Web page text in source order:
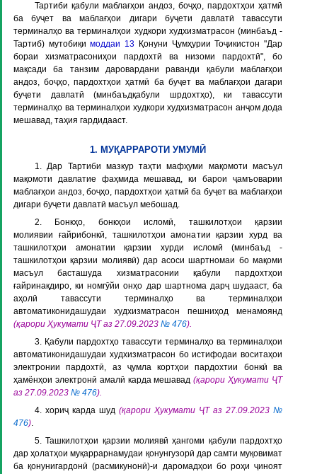
Тартиби қабули маблағҳои андоз, боҷҳо, пардохтҳои ҳатмӣ
ба буҷет ва маблағҳои дигари буҷети давлатӣ тавассути
терминалҳо ва терминалҳои худкори худхизматрасон (минбаъд -
Тартиб) мутобиқимоддаи 13 Қонуни Ҷумҳурии Тоҷикистон "Дар
бораи хизматрасониҳои пардохтӣ ва низоми пардохтӣ", бо
мақсади ба танзим даровардани раванди қабули маблағҳои
андоз, боҷҳо, пардохтҳои ҳатмӣ ба буҷет ва маблағҳои дагари
буҷети давлатӣ (минбаъдқабули шрдохтҳо), ки тавассути
терминалҳо ва терминалҳои худкори худхизматрасон анҷом дода
мешавад, таҳия гардидааст.
1. МУҚАРРАРОТИ УМУМӢ
1. Дар Тартиби мазкур таҳти мафҳуми мақомоти масъул
мақомоти давлатие фаҳмида мешавад, ки барои ҷамъоварии
маблағҳои андоз, боҷҳо, пардохтҳои ҳатмӣ ба буҷет ва маблағҳои
дигари буҷети давлатӣ масъул мебошад.
2. Бонкҳо, бонкҳои исломӣ, ташкилотҳои қарзии
молиявии ғайрибонкӣ, ташкилотҳои амонатии қарзии хурд ва
ташкилотҳои амонатии қарзии хурди исломӣ (минбаъд -
ташкилотҳои қарзии молиявӣ) дар асоси шартномаи бо мақоми
масъул басташуда хизматрасонии қабули пардохтҳои
ғайринақдиро, ки номгӯйи онҳо дар шартнома дарҷ шудааст, ба
аҳолӣ тавассути терминалҳо ва терминалҳои
автоматиконидашудаи худхизматрасон пешниҳод менамоянд
(қарори Ҳукумати ҶТ аз 27.09.2023 № 476).
3. Қабули пардохтҳо тавассути терминалҳо ва терминалҳои
автоматиконидашудаи худхизматрасон бо истифодаи воситаҳои
электронии пардохтӣ, аз ҷумла кортҳои пардохтии бонкӣ ва
ҳамёнҳои электронӣ амалӣ карда мешавад(қарори Ҳукумати ҶТ
аз 27.09.2023 № 476).
4. хориҷ карда шуд (қарори Ҳукумати ҶТ аз 27.09.2023 №
476).
5. Ташкилотҳои қарзии молиявӣ ҳангоми қабули пардохтҳо
дар ҳолатҳои муқаррарнамудаи қонунгузорӣ дар самти муқовимат
ба қонунигардонӣ (расмикунонӣ)-и даромадҳои бо роҳи ҷиноят